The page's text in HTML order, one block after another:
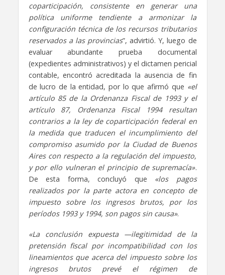
coparticipación, consistente en generar una
política uniforme tendiente a armonizar la
configuración técnica de los recursos tributarios
reservados a las provincias”, advirtió. Y, luego de
evaluar abundante prueba documental
(expedientes administrativos) y el dictamen pericial
contable, encontró acreditada la ausencia de fin
de lucro de la entidad, por lo que afirmó que «el
artículo 85 de la Ordenanza Fiscal de 1993 y el
artículo 87, Ordenanza Fiscal 1994 resultan
contrarios a la ley de coparticipación federal en
la medida que traducen el incumplimiento del
compromiso asumido por la Ciudad de Buenos
Aires con respecto a la regulación del impuesto,
y por ello vulneran el principio de supremacía».
De esta forma, concluyó que «los pagos
realizados por la parte actora en concepto de
impuesto sobre los ingresos brutos, por los
períodos 1993 y 1994, son pagos sin causa».
«La conclusión expuesta —ilegitimidad de la
pretensión fiscal por incompatibilidad con los
lineamientos que acerca del impuesto sobre los
ingresos brutos prevé el régimen de